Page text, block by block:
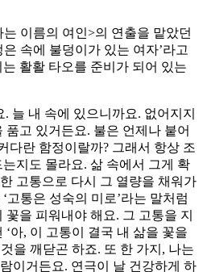
이름의 여인>의 연출을 맡았던
속에 불덩이가 있는 여자’라고
활활 타오를 준비가 되어 있는
늘 내 속에 있으니까요. 없어지지
품고 있거든요. 불은 언제나 붙어
다란 함정이랄까? 그래서 항상 조
지도 몰라요. 삶 속에서 그게 확
고통으로 다시 그 열량을 채워가
고통은 성숙의 미로’라는 말처럼
을 피워내야 해요. 그 고통을 지
아, 이 고통이 결국 내 삶을 꽃을
을 깨닫곤 하죠. 또 한 가지, 나는
이거든요. 연극이 날 건강하게 하